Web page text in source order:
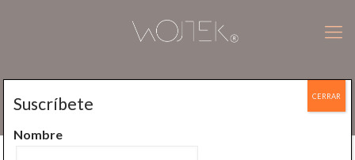
Entra ligero, luminoso: renueva la mente
Suscríbete
Nombre
CERRAR